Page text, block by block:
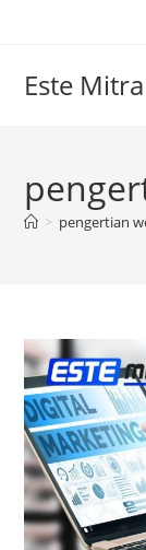
Este
> pengertian